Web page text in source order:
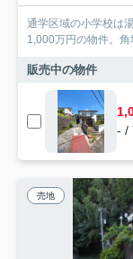
通学区域の小学校は
1,000万円の物件。
販売中の物件
- /
売地